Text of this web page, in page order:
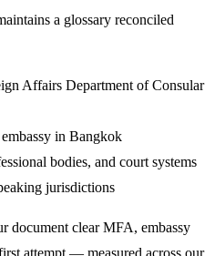
a glossary reconciled
Affairs Department of Consular
in Bangkok
bodies, and court systems
jurisdictions
document clear MFA, embassy